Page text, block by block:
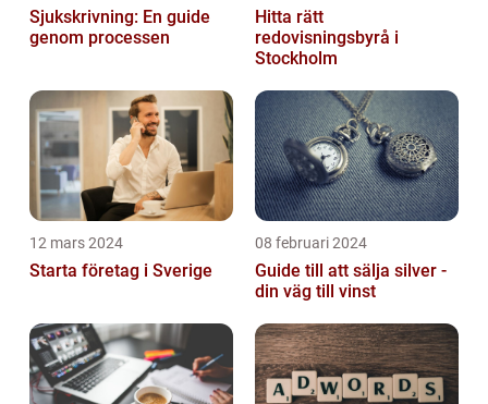
Sjukskrivning: En guide
genom processen
Hitta rätt
redovisningsbyrå i
Stockholm
12 mars 2024
Starta företag i Sverige
08 februari 2024
Guide till att sälja silver -
din väg till vinst